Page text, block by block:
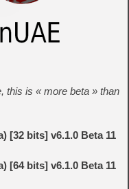
this is « more beta » than
[32 bits] v6.1.0 Beta 11
[64 bits] v6.1.0 Beta 11